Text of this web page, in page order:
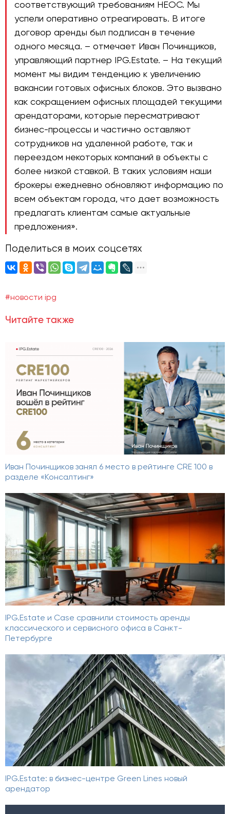
соответствующий требованиям НЕОС. Мы
успели оперативно отреагировать. В итоге
договор аренды был подписан в течение
одного месяца. – отмечает Иван Починщиков,
управляющий партнер IPG.Estate. – На текущий
момент мы видим тенденцию к увеличению
вакансии готовых офисных блоков. Это вызвано
как сокращением офисных площадей текущими
арендаторами, которые пересматривают
бизнес-процессы и частично оставляют
сотрудников на удаленной работе, так и
переездом некоторых компаний в объекты с
более низкой ставкой. В таких условиям наши
брокеры ежедневно обновляют информацию по
всем объектам города, что дает возможность
предлагать клиентам самые актуальные
предложения».
Поделиться в моих соцсетях
#новости ipg
Читайте также
Иван Починщиков занял 6 место в рейтинге CRE 100 в
разделе «Консалтинг»
IPG.Estate и Case сравнили стоимость аренды
классического и сервисного офиса в Санкт-
Петербурге
IPG.Estate: в бизнес-центре Green Lines новый
арендатор